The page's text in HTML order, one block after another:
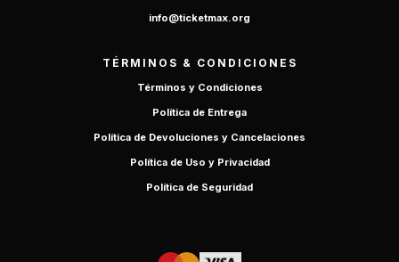
info@ticketmax.org
TÉRMINOS & CONDICIONES
Términos y Condiciones
Política de Entrega
Política de Devoluciones y Cancelaciones
Política de Uso y Privacidad
Política de Seguridad